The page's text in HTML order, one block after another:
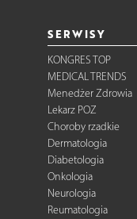
SERWISY
KONGRES TOP
MEDICAL TRENDS
Menedżer Zdrowia
Lekarz POZ
Choroby rzadkie
Dermatologia
Diabetologia
Onkologia
Neurologia
Reumatologia